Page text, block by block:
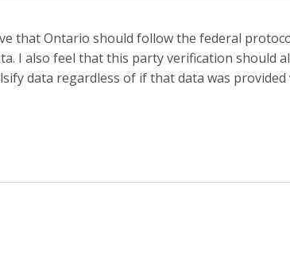
that Ontario should follow the federal
I also feel that this party verification should
data regardless of if that data was